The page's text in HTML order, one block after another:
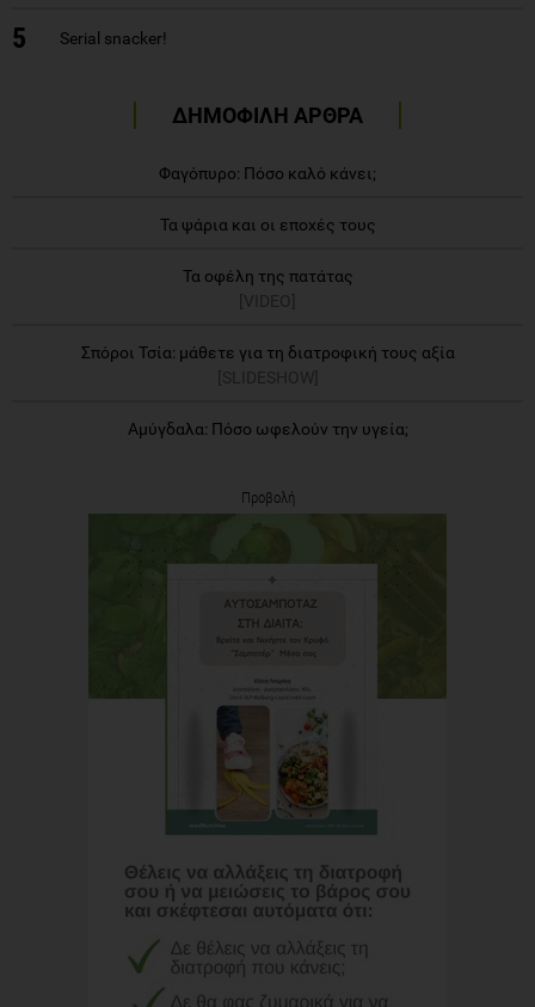
5 Serial snacker!
ΔΗΜΟΦΙΛΗ ΑΡΘΡΑ
Φαγόπυρο: Πόσο καλό κάνει;
Τα ψάρια και οι εποχές τους
Τα οφέλη της πατάτας
[VIDEO]
Σπόροι Τσία: μάθετε για τη διατροφική τους αξία
[SLIDESHOW]
Αμύγδαλα: Πόσο ωφελούν την υγεία;
Προβολή